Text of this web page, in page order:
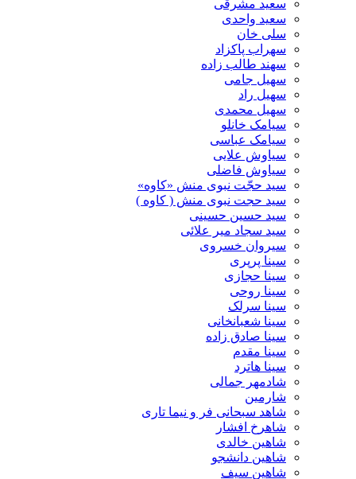
سعید مشرقی
سعید واحدی
سلی خان
سهراب پاکزاد
سهند طالب زاده
سهیل جامی
سهیل راد
سهیل محمدی
سیامک خانلو
سیامک عباسی
سیاوش علایی
سیاوش فاضلی
سید حجّت نبوی منش «کاوه»
سید حجت نبوی منش ( کاوه )
سید حسین حسینى
سید سجاد میر علائی
سیروان خسروی
سینا پرپری
سینا حجازی
سینا روحی
سینا سرلک
سینا شعبانخانی
سینا صادق زاده
سینا مقدم
سینا هاترد
شادمهر جمالی
شارمین
شاهد سبحانی فر و نیما تاری
شاهرخ افشار
شاهین خالدی
شاهین دانشجو
شاهین سیف